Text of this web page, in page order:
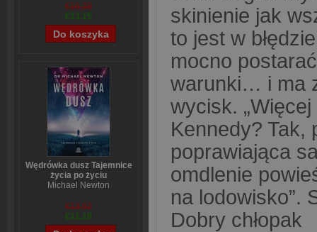
€16,38
€13,15
Wędrówka dusz Tajemnice
życia po życiu
Michael Newton
€13,92
€11,18
skinienie jak
to jest w
mocno
warunki… i ma
wycisk.
Kennedy? Tak,
poprawiająca
omdlenie
na lodowisko”.
Dobry chłopak